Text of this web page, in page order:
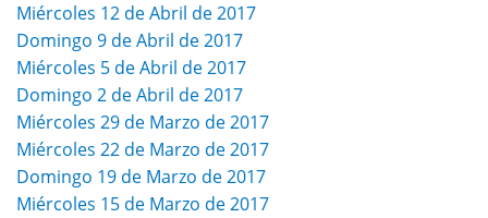
Miércoles 12 de Abril de 2017
Domingo 9 de Abril de 2017
Miércoles 5 de Abril de 2017
Domingo 2 de Abril de 2017
Miércoles 29 de Marzo de 2017
Miércoles 22 de Marzo de 2017
Domingo 19 de Marzo de 2017
Miércoles 15 de Marzo de 2017